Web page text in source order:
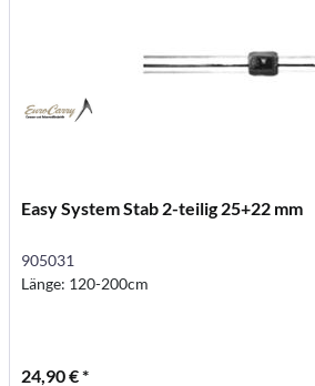
Easy System Stab 2-teilig 25+22 mm
905031
Länge: 120-200cm
24,90 € *